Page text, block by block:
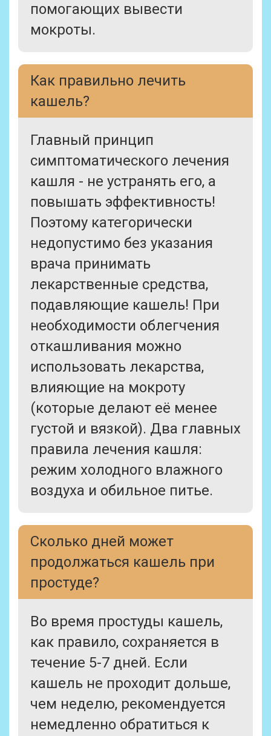
помогающих вывести
мокроты.
Как правильно лечить
кашель?
Главный принцип
симптоматического лечения
кашля - не устранять его, а
повышать эффективность!
Поэтому категорически
недопустимо без указания
врача принимать
лекарственные средства,
подавляющие кашель! При
необходимости облегчения
откашливания можно
использовать лекарства,
влияющие на мокроту
(которые делают её менее
густой и вязкой). Два главных
правила лечения кашля:
режим холодного влажного
воздуха и обильное питье.
Сколько дней может
продолжаться кашель при
простуде?
Во время простуды кашель,
как правило, сохраняется в
течение 5-7 дней. Если
кашель не проходит дольше,
чем неделю, рекомендуется
немедленно обратиться к